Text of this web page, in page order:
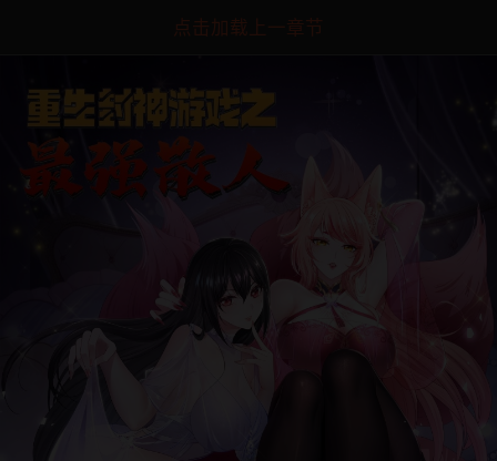
点击加载上一章节